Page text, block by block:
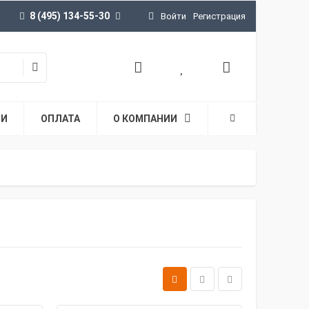
8 (495) 134-55-30 Войти Регистрация
ОПЛАТА О КОМПАНИИ